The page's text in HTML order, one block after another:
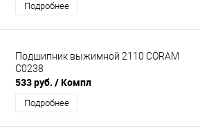
Подробнее
Подшипник выжимной 2110 CORAM
C0238
533 руб. / Компл
Подробнее